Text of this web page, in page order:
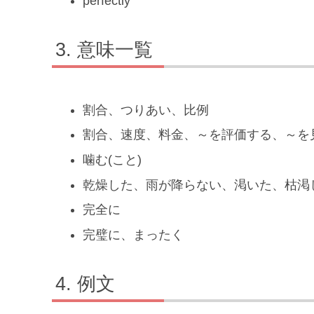
意味一覧
割合、つりあい、比例
割合、速度、料金、～を評価する、～を
噛む(こと)
乾燥した、雨が降らない、渇いた、枯渇
完全に
完璧に、まったく
例文